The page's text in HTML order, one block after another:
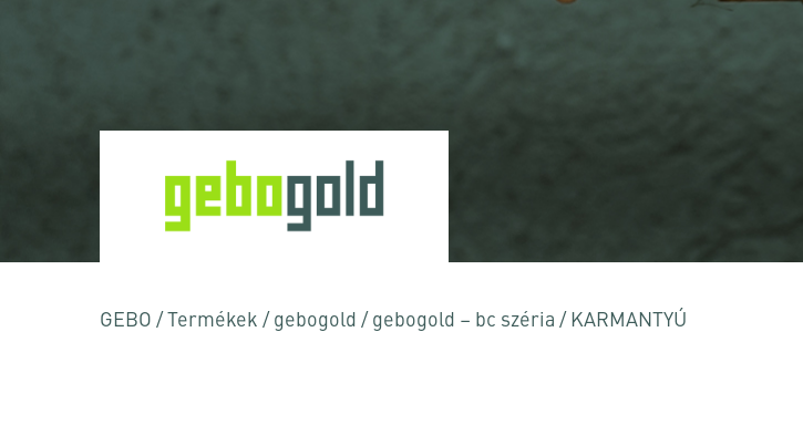
Nyomja meg az Enter billentyűt a kereséshez vagy az ESC billentyűt a bezáráshoz
GEBO / Termékek / gebogold / gebogold – bc széria / KARMANTYÚ